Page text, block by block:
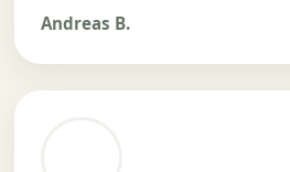
Andreas B.